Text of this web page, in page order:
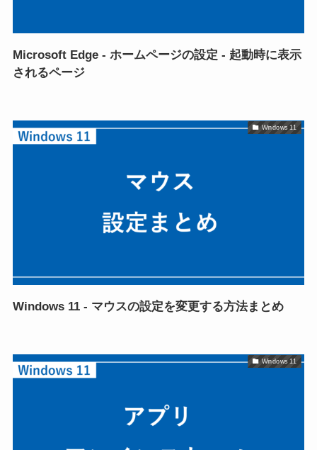
Microsoft Edge - ホームページの設定 - 起動時に表示
されるページ
Windows 11
Windows 11 - マウスの設定を変更する方法まとめ
Windows 11